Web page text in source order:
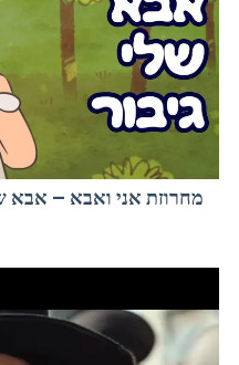
מחרוזת אני ואבא – אבא